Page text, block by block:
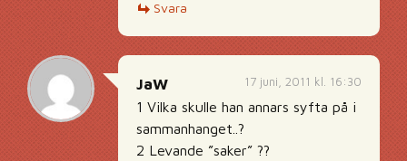
Svara
17 juni, 2011 kl. 16:30
JaW
1 Vilka skulle han annars syfta på i
sammanhanget..?
2 Levande ”saker” ??